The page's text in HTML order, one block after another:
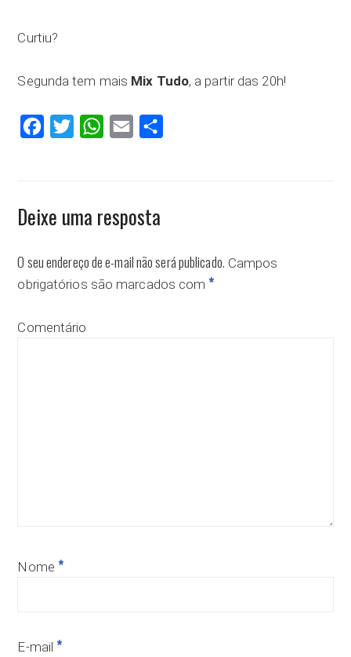
Curtiu?
Segunda tem mais Mix Tudo, a partir das 20h!
FacebookTwitter WhatsApp
Email
Deixe uma resposta
O seu endereço de e-mail não será publicado. Campos
obrigatórios são marcados com *
Comentário
Nome *
E-mail *